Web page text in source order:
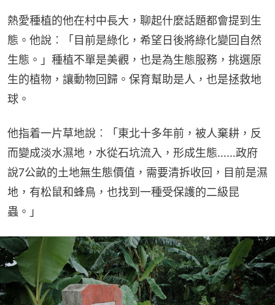
熱愛種植的他在村中長大，聊起什麼話題都會提到生
態。他說︰「目前是綠化，希望日後將綠化變回自然
生態。」種植不單是美觀，也是為生態服務，挑選原
生的植物，讓動物回歸。保育幫助是人，也是拯救地
球。
他指着一片草地說︰「東北十多年前，被人棄耕，反
而變成淡水濕地，水從石坑流入，形成生態……政府
說7公畝的土地無生態價值，需要清拆收回，目前是濕
地，有松鼠和蜂鳥，也找到一種受保護的二級昆
蟲。」